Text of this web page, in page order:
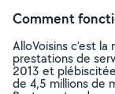
Comment
AlloVoisins c’est
prestations de
2013 et
de 4,5 millions de